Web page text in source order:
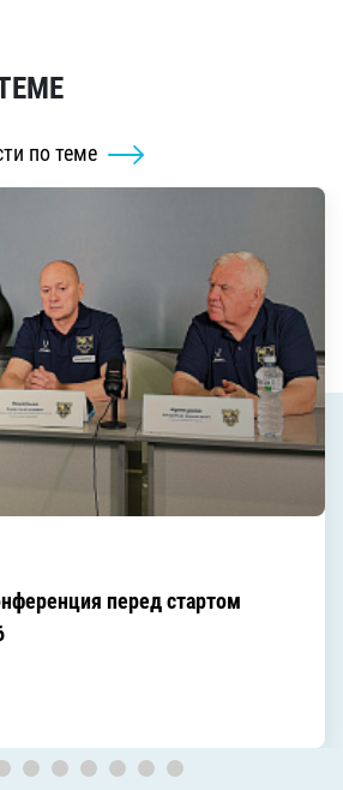
по теме
перед стартом